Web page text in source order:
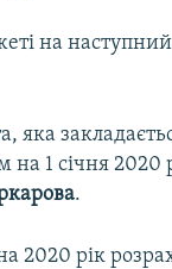
на
яка
на 1 січня 2020
.
2020 рік